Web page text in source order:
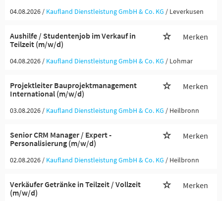
04.08.2026 / Kaufland Dienstleistung GmbH & Co. KG / Leverkusen
Aushilfe / Studentenjob im Verkauf in
Teilzeit (m/w/d)
Merken
04.08.2026 / Kaufland Dienstleistung GmbH & Co. KG / Lohmar
Projektleiter Bauprojektmanagement
International (m/w/d)
Merken
03.08.2026 / Kaufland Dienstleistung GmbH & Co. KG / Heilbronn
Senior CRM Manager / Expert -
Personalisierung (m/w/d)
Merken
02.08.2026 / Kaufland Dienstleistung GmbH & Co. KG / Heilbronn
Verkäufer Getränke in Teilzeit / Vollzeit
(m/w/d)
Merken